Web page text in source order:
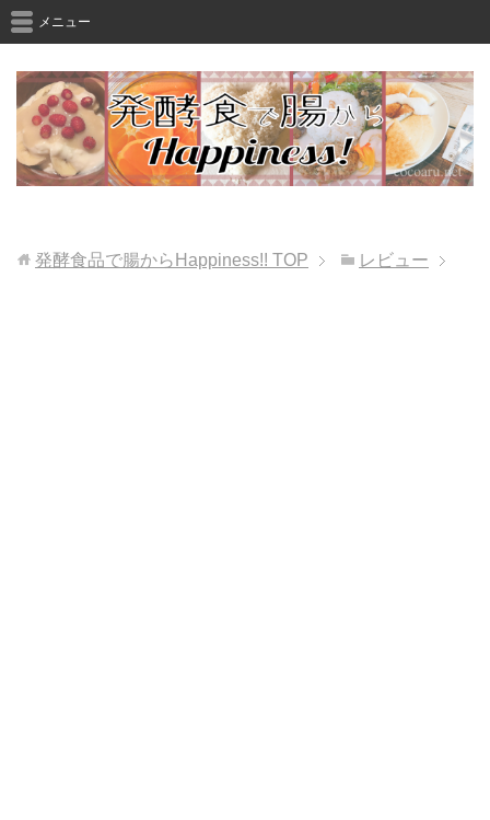
メニュー
発酵食品で腸からHappiness!! TOP レビュー